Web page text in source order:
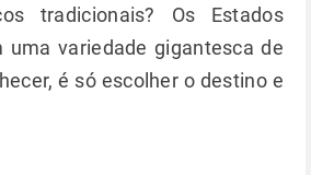
tradicionais? Os Estados
uma variedade gigantesca de
é só escolher o destino e